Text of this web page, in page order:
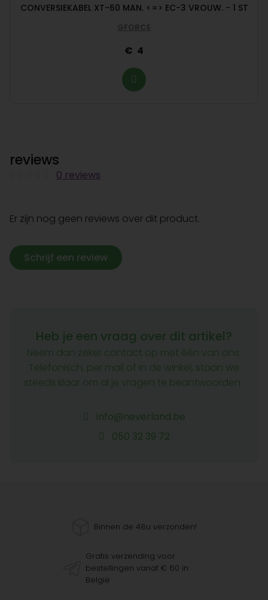
CONVERSIEKABEL XT-60 MAN. <=> EC-3 VROUW. - 1 ST
GFORCE
4
reviews
0 reviews
Er zijn nog geen reviews over dit product.
Schrijf een review
Heb je een vraag over dit artikel?
Neem dan zeker contact op met één van ons.
Telefonisch, per mail of in de winkel, staan we
steeds klaar om al je vragen te beantwoorden.
info@neverland.be
050 32 39 72
Binnen de 48u verzonden!
Gratis verzending voor
bestellingen vanaf € 60 in
België